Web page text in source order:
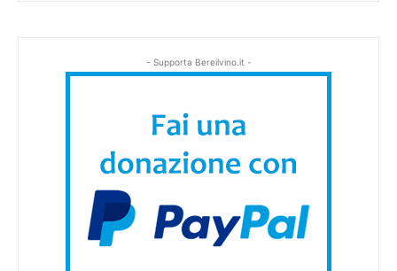
- Supporta Bereilvino.it -